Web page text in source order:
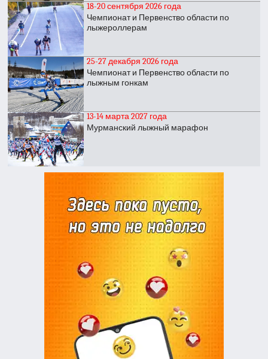
18-20 сентября 2026 года
Чемпионат и Первенство области по
лыжероллерам
25-27 декабря 2026 года
Чемпионат и Первенство области по
лыжным гонкам
13-14 марта 2027 года
Мурманский лыжный марафон